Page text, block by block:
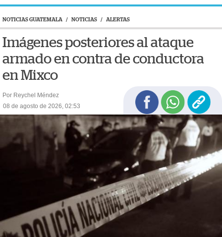
NOTICIAS GUATEMALA / NOTICIAS / ALERTAS
Imágenes posteriores al ataque
armado en contra de conductora
en Mixco
Por Reychel Méndez
08 de agosto de 2026, 02:53